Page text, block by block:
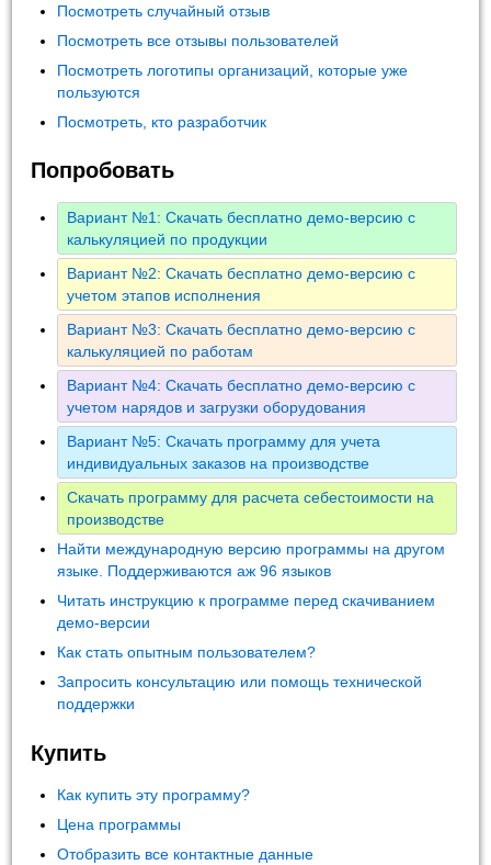
Посмотреть случайный отзыв
Посмотреть все отзывы пользователей
Посмотреть логотипы организаций, которые уже
пользуются
Посмотреть, кто разработчик
Попробовать
Вариант №1: Скачать бесплатно демо-версию с
калькуляцией по продукции
Вариант №2: Скачать бесплатно демо-версию с
учетом этапов исполнения
Вариант №3: Скачать бесплатно демо-версию с
калькуляцией по работам
Вариант №4: Скачать бесплатно демо-версию с
учетом нарядов и загрузки оборудования
Вариант №5: Скачать программу для учета
индивидуальных заказов на производстве
Скачать программу для расчета себестоимости на
производстве
Найти международную версию программы на другом
языке. Поддерживаются аж 96 языков
Читать инструкцию к программе перед скачиванием
демо-версии
Как стать опытным пользователем?
Запросить консультацию или помощь технической
поддержки
Купить
Как купить эту программу?
Цена программы
Отобразить все контактные данные